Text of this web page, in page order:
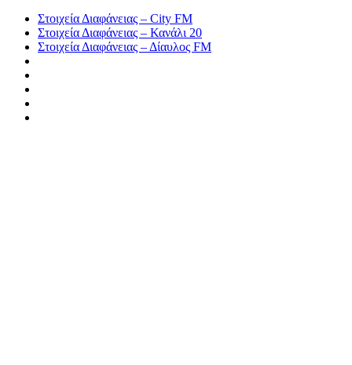
Στοιχεία Διαφάνειας – City FM
Στοιχεία Διαφάνειας – Κανάλι 20
Στοιχεία Διαφάνειας – Δίαυλος FM